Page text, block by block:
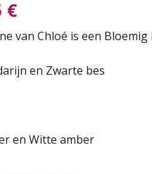
€
van Chloé is een
en Zwarte bes
en Witte amber